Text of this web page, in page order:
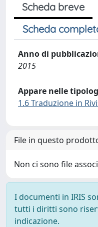
Scheda breve
Scheda
Anno di
2015
Appare nelle
1.6 Traduzione in
File in questo
Non ci sono file
I documenti in IRIS
tutti i diritti sono
indicazione.